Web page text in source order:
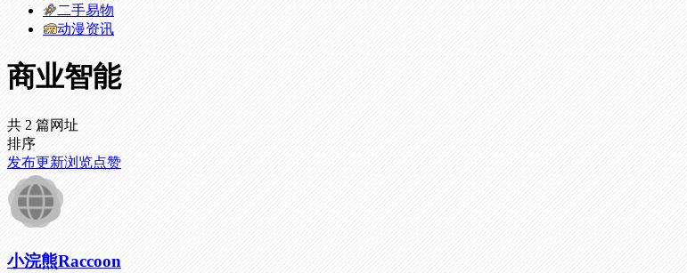
二手易物
动漫资讯
商业智能
共 2 篇网址
排序
发布更新浏览点赞
小浣熊Raccoon